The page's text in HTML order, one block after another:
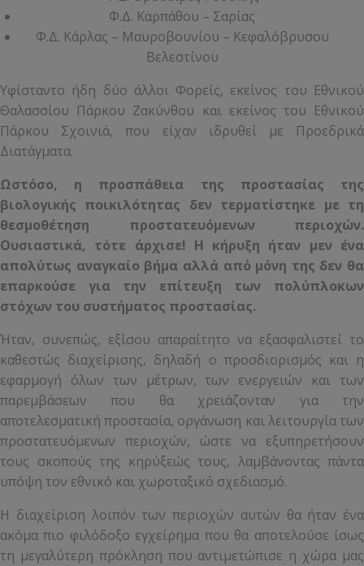
Φ.Δ. Καρπάθου – Σαρίας
Φ.Δ. Κάρλας – Μαυροβουνίου – Κεφαλόβρυσου
Βελεστίνου
Υφίσταντο ήδη δύο άλλοι Φορείς, εκείνος του Εθνικού
Θαλασσίου Πάρκου Ζακύνθου και εκείνος του Εθνικού
Πάρκου Σχοινιά, που είχαν ιδρυθεί με Προεδρικά
Διατάγματα.
Ωστόσο, η προσπάθεια της προστασίας της
βιολογικής ποικιλότητας δεν τερματίστηκε με τη
θεσμοθέτηση προστατευόμενων περιοχών.
Ουσιαστικά, τότε άρχισε! Η κήρυξη ήταν μεν ένα
απολύτως αναγκαίο βήμα αλλά από μόνη της δεν θα
επαρκούσε για την επίτευξη των πολύπλοκων
στόχων του συστήματος προστασίας.
Ήταν, συνεπώς, εξίσου απαραίτητο να εξασφαλιστεί το
καθεστώς διαχείρισης, δηλαδή ο προσδιορισμός και η
εφαρμογή όλων των μέτρων, των ενεργειών και των
παρεμβάσεων που θα χρειάζονταν για την
αποτελεσματική προστασία, οργάνωση και λειτουργία των
προστατευόμενων περιοχών, ώστε να εξυπηρετήσουν
τους σκοπούς της κηρύξεώς τους, λαμβάνοντας πάντα
υπόψη τον εθνικό και χωροταξικό σχεδιασμό.
Η διαχείριση λοιπόν των περιοχών αυτών θα ήταν ένα
ακόμα πιο φιλόδοξο εγχείρημα που θα αποτελούσε ίσως
τη μεγαλύτερη πρόκληση που αντιμετώπισε η χώρα μας